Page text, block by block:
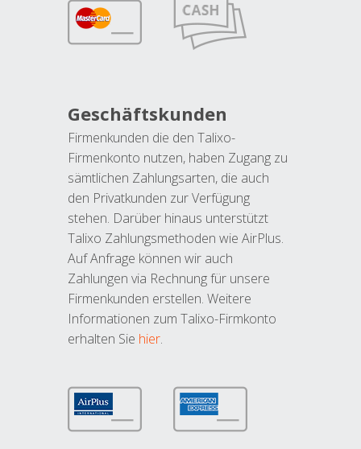
Geschäftskunden
Firmenkunden die den Talixo-
Firmenkonto nutzen, haben Zugang zu
sämtlichen Zahlungsarten, die auch
den Privatkunden zur Verfügung
stehen. Darüber hinaus unterstützt
Talixo Zahlungsmethoden wie AirPlus.
Auf Anfrage können wir auch
Zahlungen via Rechnung für unsere
Firmenkunden erstellen. Weitere
Informationen zum Talixo-Firmkonto
erhalten Sie hier.